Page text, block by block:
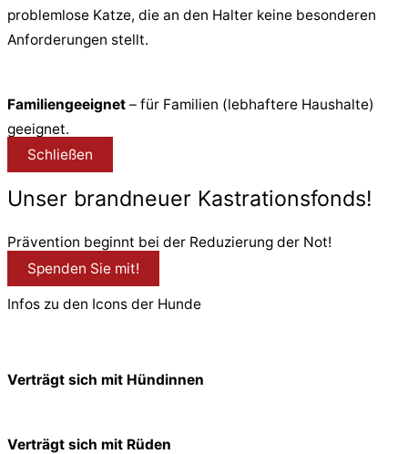
problemlose Katze, die an den Halter keine besonderen
Anforderungen stellt.
Familiengeeignet – für Familien (lebhaftere Haushalte)
geeignet.
Schließen
Unser brandneuer Kastrationsfonds!
Prävention beginnt bei der Reduzierung der Not!
Spenden Sie mit!
Infos zu den Icons der Hunde
Verträgt sich mit Hündinnen
Verträgt sich mit Rüden